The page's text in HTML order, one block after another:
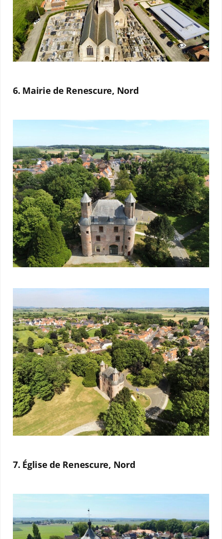
6. Mairie de Renescure, Nord
7. Église de Renescure, Nord